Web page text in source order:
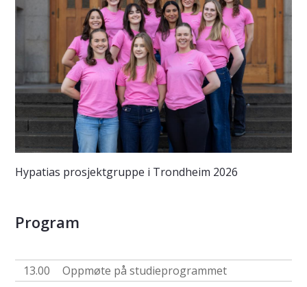
Hypatias prosjektgruppe i Trondheim 2026
Program
13.00
Oppmøte på studieprogrammet